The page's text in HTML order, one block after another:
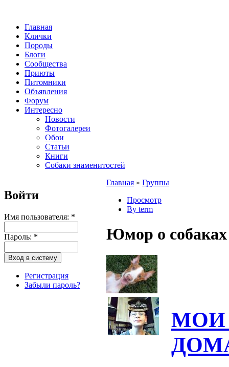
Главная
Клички
Породы
Блоги
Сообщества
Приюты
Питомники
Объявления
Форум
Интересно
Новости
Фотогалереи
Обои
Статьи
Книги
Собаки знаменитостей
Войти
Имя пользователя: *
Пароль: *
Регистрация
Забыли пароль?
Главная » Группы
Просмотр
By term
Юмор о собаках